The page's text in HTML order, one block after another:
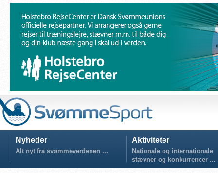
Nyheder
Alt nyt fra svømmeverdenen ...
Aktiviteter
Nationale og internationale
stævner og konkurrencer ...